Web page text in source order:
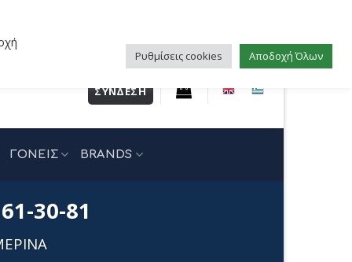
ΣΎΝΔΕΣΗ
ΓΟΝΕΙΣ BRANDS
30-81
Ρυθμίσεις cookies Αποδοχή Όλων